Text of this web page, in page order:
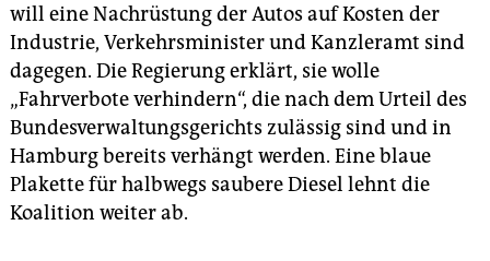
will eine Nachrüstung der Autos auf Kosten der
Industrie, Verkehrsminister und Kanzleramt sind
dagegen. Die Regierung erklärt, sie wolle
„Fahrverbote verhindern“, die nach dem Urteil des
Bundesverwaltungsgerichts zulässig sind und in
Hamburg bereits verhängt werden. Eine blaue
Plakette für halbwegs saubere Diesel lehnt die
Koalition weiter ab.